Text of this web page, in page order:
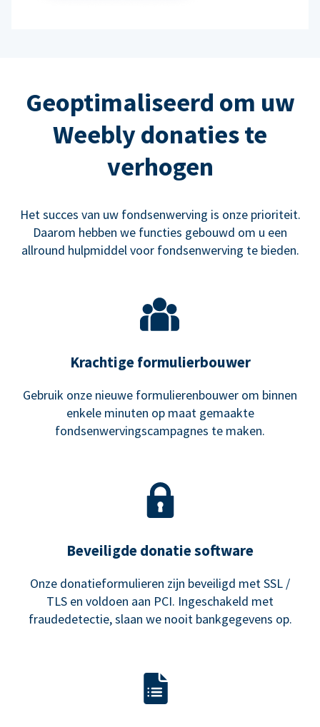
Geoptimaliseerd om uw
Weebly donaties te
verhogen
Het succes van uw fondsenwerving is onze prioriteit.
Daarom hebben we functies gebouwd om u een
allround hulpmiddel voor fondsenwerving te bieden.
Krachtige formulierbouwer
Gebruik onze nieuwe formulierenbouwer om binnen
enkele minuten op maat gemaakte
fondsenwervingscampagnes te maken.
Beveiligde donatie software
Onze donatieformulieren zijn beveiligd met SSL /
TLS en voldoen aan PCI. Ingeschakeld met
fraudedetectie, slaan we nooit bankgegevens op.